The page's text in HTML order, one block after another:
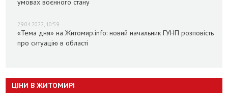
умовах воєнного стану
29.04.2022, 10:59
«Тема дня» на Житомир.info: новий начальник ГУНП розповість
про ситуацію в області
ЦІНИ В ЖИТОМИРІ